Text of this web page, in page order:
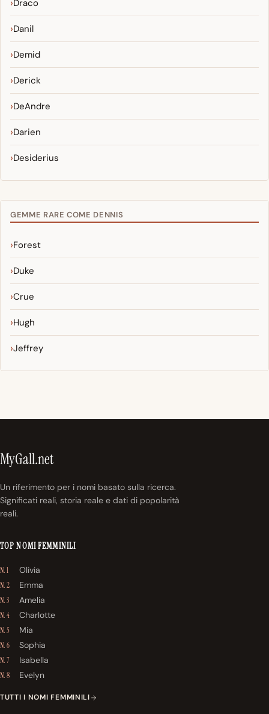
Draco
Danil
Demid
Derick
DeAndre
Darien
Desiderius
GEMME RARE COME DENNIS
Forest
Duke
Crue
Hugh
Jeffrey
MyGall.net
Un riferimento per i nomi basato sulla ricerca.
Significati reali, storia reale e dati di popolarità
reali.
TOP NOMI FEMMINILI
N. 1 Olivia
N. 2 Emma
N. 3 Amelia
N. 4 Charlotte
N. 5 Mia
N. 6 Sophia
N. 7 Isabella
N. 8 Evelyn
TUTTI I NOMI FEMMINILI